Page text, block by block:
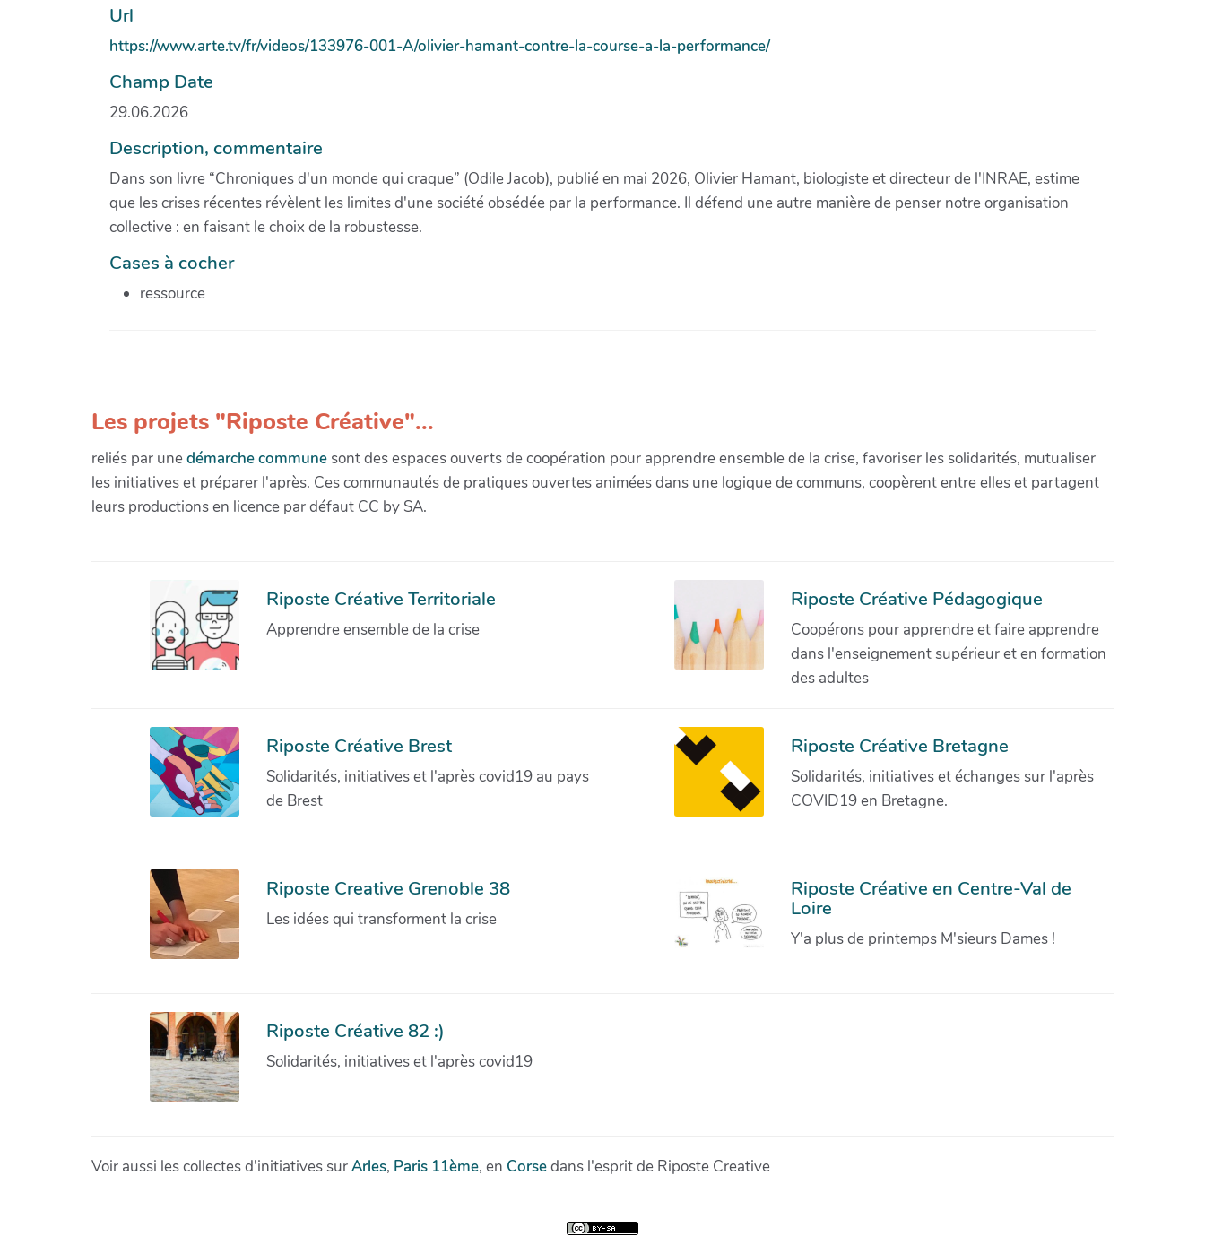
Url
https://www.arte.tv/fr/videos/133976-001-A/olivier-hamant-contre-la-course-a-la-performance/
Champ Date
29.06.2026
Description, commentaire
Dans son livre “Chroniques d'un monde qui craque” (Odile Jacob), publié en mai 2026, Olivier Hamant, biologiste et directeur de l'INRAE, estime
que les crises récentes révèlent les limites d'une société obsédée par la performance. Il défend une autre manière de penser notre organisation
collective : en faisant le choix de la robustesse.
Cases à cocher
ressource